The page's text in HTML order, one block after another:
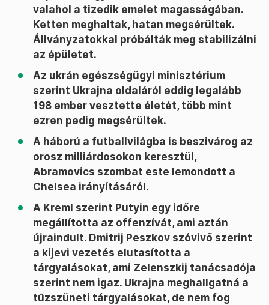
valahol a tizedik emelet magasságában.
Ketten meghaltak, hatan megsérültek.
Állványzatokkal próbálták meg stabilizálni
az épületet.
Az ukrán egészségügyi minisztérium
szerint Ukrajna oldaláról eddig legalább
198 ember vesztette életét, több mint
ezren pedig megsérültek.
A háború a futballvilágba is beszivárog az
orosz milliárdosokon keresztül,
Abramovics szombat este lemondott a
Chelsea irányításáról.
A Kreml szerint Putyin egy időre
megállította az offenzívát, ami aztán
újraindult. Dmitrij Peszkov szóvivő szerint
a kijevi vezetés elutasította a
tárgyalásokat, ami Zelenszkij tanácsadója
szerint nem igaz. Ukrajna meghallgatná a
tűzszüneti tárgyalásokat, de nem fog